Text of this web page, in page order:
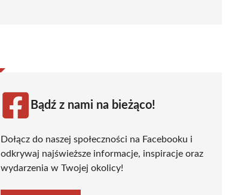
Bądź z nami na bieżąco!
Dołącz do naszej społeczności na Facebooku i
odkrywaj najświeższe informacje, inspiracje oraz
wydarzenia w Twojej okolicy!